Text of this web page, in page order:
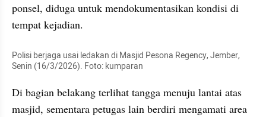
ponsel, diduga untuk mendokumentasikan kondisi di
tempat kejadian.
Polisi berjaga usai ledakan di Masjid Pesona Regency, Jember,
Senin (16/3/2026). Foto: kumparan
Di bagian belakang terlihat tangga menuju lantai atas
masjid, sementara petugas lain berdiri mengamati area